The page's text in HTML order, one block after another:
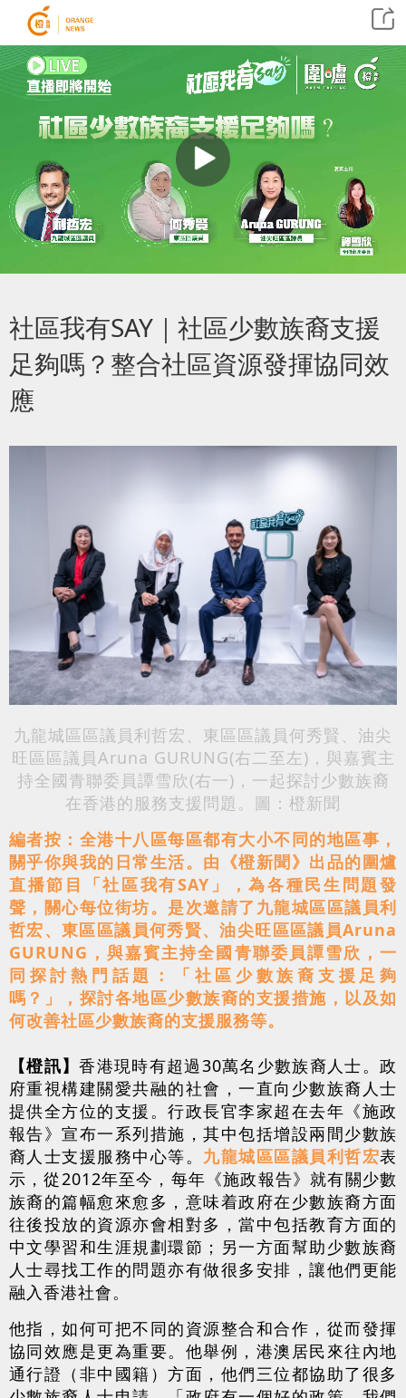
社區我有SAY｜社區少數族裔支援
足夠嗎？整合社區資源發揮協同效
應
九龍城區區議員利哲宏、東區區議員何秀賢、油尖
旺區區議員Aruna GURUNG(右二至左)，與嘉賓主
持全國青聯委員譚雪欣(右一)，一起探討少數族裔
在香港的服務支援問題。圖：橙新聞
編者按：全港十八區每區都有大小不同的地區事，
關乎你與我的日常生活。由《橙新聞》出品的圍爐
直播節目「社區我有SAY」，為各種民生問題發
聲，關心每位街坊。是次邀請了九龍城區區議員利
哲宏、東區區議員何秀賢、油尖旺區區議員Aruna
GURUNG，與嘉賓主持全國青聯委員譚雪欣，一
同探討熱門話題：「社區少數族裔支援足夠
嗎？」，探討各地區少數族裔的支援措施，以及如
何改善社區少數族裔的支援服務等。
【橙訊】香港現時有超過30萬名少數族裔人士。政
府重視構建關愛共融的社會，一直向少數族裔人士
提供全方位的支援。行政長官李家超在去年《施政
報告》宣布一系列措施，其中包括增設兩間少數族
裔人士支援服務中心等。 九龍城區區議員利哲宏表
示，從2012年至今，每年 《施政報告》 就有關少數
族裔的篇幅愈來愈多，意味着政府在少數族裔方面
往後投放的資源亦會相對多，當中包括教育方面的
中文學習和生涯規劃環節；另一方面幫助少數族裔
人士尋找工作的問題亦有做很多安排，讓他們更能
融入香港社會。
他指，如何可把不同的資源整合和合作，從而發揮
協同效應是更為重要。他舉例，港澳居民來往內地
通行證（非中國籍）方面，他們三位都協助了很多